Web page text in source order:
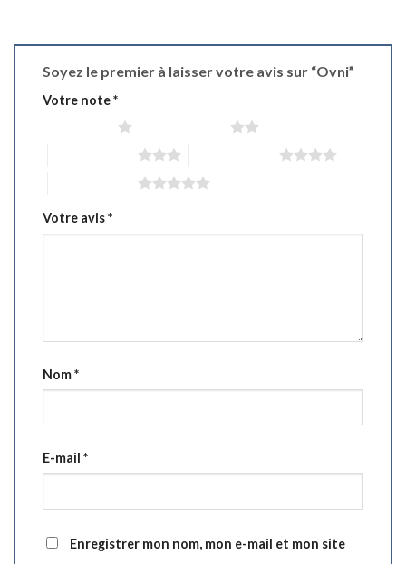
Soyez le premier à laisser votre avis sur “Ovni”
Votre note*
Votre avis*
Nom*
E-mail *
Enregistrer mon nom, mon e-mail et mon site